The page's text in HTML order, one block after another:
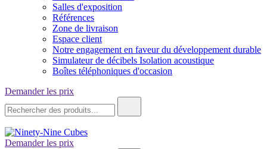
Salles d'exposition
Références
Zone de livraison
Espace client
Notre engagement en faveur du développement durable
Simulateur de décibels Isolation acoustique
Boîtes téléphoniques d'occasion
Demander les prix
de
Demander les prix